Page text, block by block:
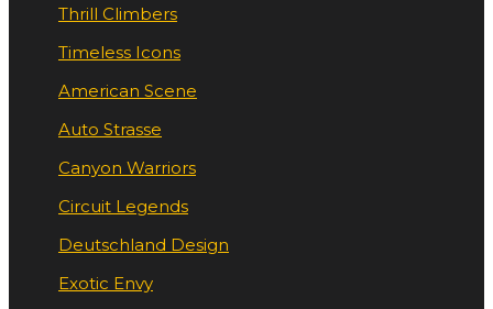
Thrill Climbers
Timeless Icons
American Scene
Auto Strasse
Canyon Warriors
Circuit Legends
Deutschland Design
Exotic Envy